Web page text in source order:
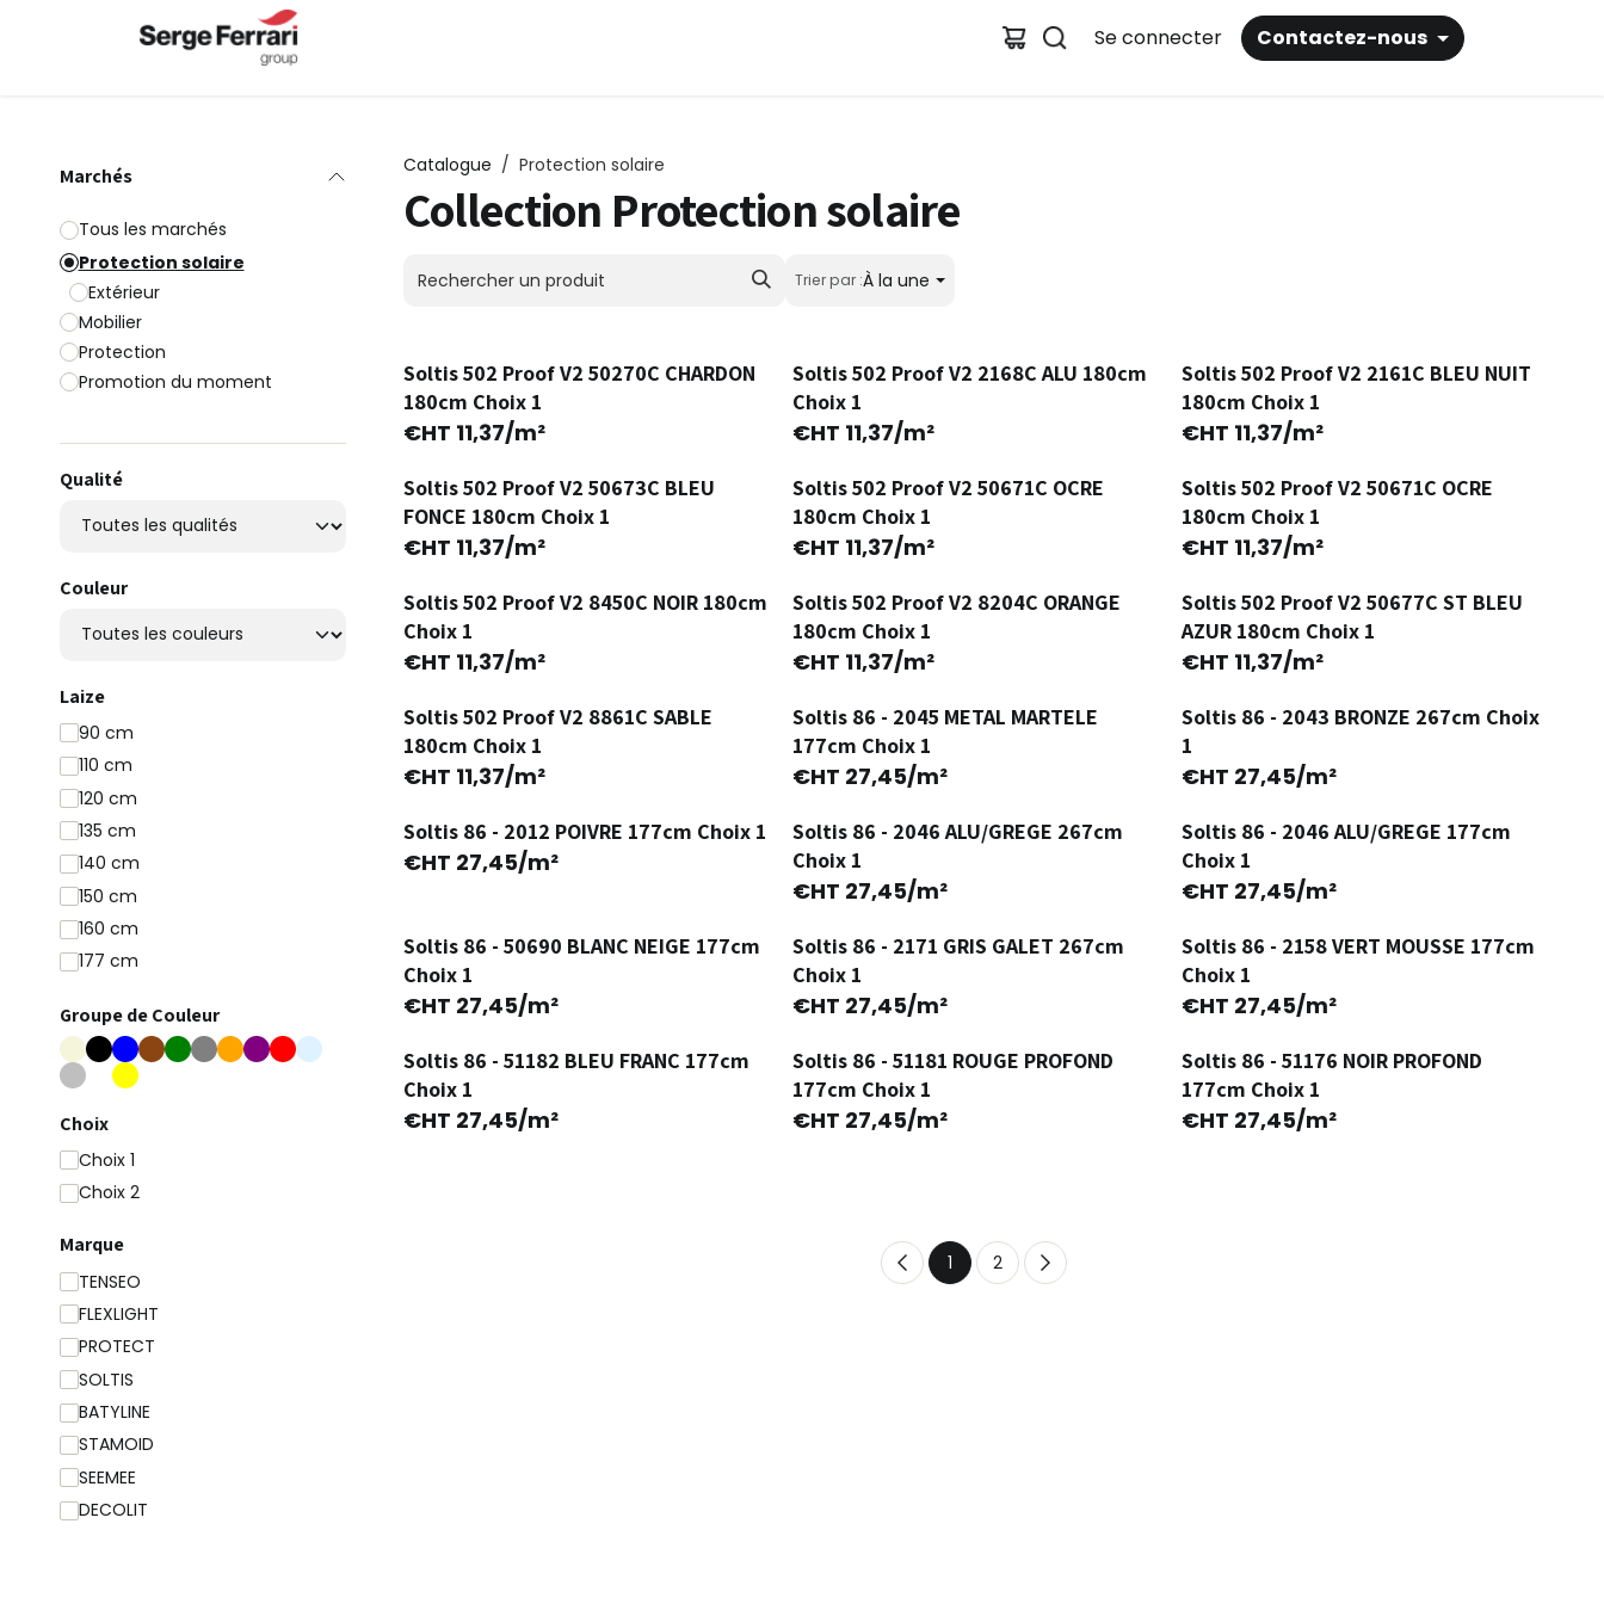
Se connecter Contactez-nous
Marchés
Tous les marchés
Protection solaire
Extérieur
Mobilier
Protection
Promotion du moment
Qualité
Couleur
Laize
90 cm
110 cm
120 cm
135 cm
140 cm
150 cm
160 cm
177 cm
200 cm
220 cm
250 cm
260 cm
267 cm
270 cm
300 cm
320 cm
170 cm
210 cm
285 cm
Choix
Choix 1
Choix 2
Marque
TENSEO
FLEXLIGHT
PROTECT
SOLTIS
BATYLINE
STAMOID
SEEMEE
DECOLIT
Groupe de Couleur
Catalogue Protection solaire
Collection Protection solaire
Trier par :À la une
Ancienne Version
Soltis 502 Proof V2 50270C CHARDON
180cm Choix 1
€HT 11,37/m² Ancienne Version
Soltis 502 Proof V2 2168C ALU 180cm
Choix 1
€HT 11,37/m² Ancienne Version
Soltis 502 Proof V2 2161C BLEU NUIT
180cm Choix 1
€HT 11,37/m²
Ancienne Version
Soltis 502 Proof V2 50673C BLEU
FONCE 180cm Choix 1
€HT 11,37/m² Ancienne Version
Soltis 502 Proof V2 50671C OCRE
180cm Choix 1
€HT 11,37/m² Ancienne Version
Soltis 502 Proof V2 50671C OCRE
180cm Choix 1
€HT 11,37/m²
Ancienne Version
Soltis 502 Proof V2 8450C NOIR 180cm
Choix 1
€HT 11,37/m² Ancienne Version
Soltis 502 Proof V2 8204C ORANGE
180cm Choix 1
€HT 11,37/m² Ancienne Version
Soltis 502 Proof V2 50677C ST BLEU
AZUR 180cm Choix 1
€HT 11,37/m²
Ancienne Version
Soltis 502 Proof V2 8861C SABLE
180cm Choix 1
€HT 11,37/m²
Soltis 86 - 2045 METAL MARTELE
177cm Choix 1
€HT 27,45/m²
Soltis 86 - 2043 BRONZE 267cm Choix
1
€HT 27,45/m²
Soltis 86 - 2012 POIVRE 177cm Choix 1
€HT 27,45/m²
Soltis 86 - 2046 ALU/GREGE 267cm
Choix 1
€HT 27,45/m²
Soltis 86 - 2046 ALU/GREGE 177cm
Choix 1
€HT 27,45/m²
Soltis 86 - 50690 BLANC NEIGE 177cm
Choix 1
€HT 27,45/m²
Soltis 86 - 2171 GRIS GALET 267cm
Choix 1
€HT 27,45/m²
Soltis 86 - 2158 VERT MOUSSE 177cm
Choix 1
€HT 27,45/m²
Soltis 86 - 51182 BLEU FRANC 177cm
Choix 1
€HT 27,45/m²
Soltis 86 - 51181 ROUGE PROFOND
177cm Choix 1
€HT 27,45/m²
Soltis 86 - 51176 NOIR PROFOND
177cm Choix 1
€HT 27,45/m²
1 2